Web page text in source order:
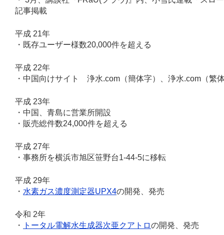
記事掲載
平成 21年
・既存ユーザー様数20,000件を超える
平成 22年
・中国向けサイト 浄水.com（簡体字）、浄水.com（繁
平成 23年
・中国、青島に営業所開設
・販売総件数24,000件を超える
平成 27年
・事務所を横浜市旭区笹野台1-44-5に移転
平成 29年
・ 水素ガス濃度測定器UPX4の開発、発売
令和 2年
・
トータル電解水生成器次亜クアトロの開発、発売